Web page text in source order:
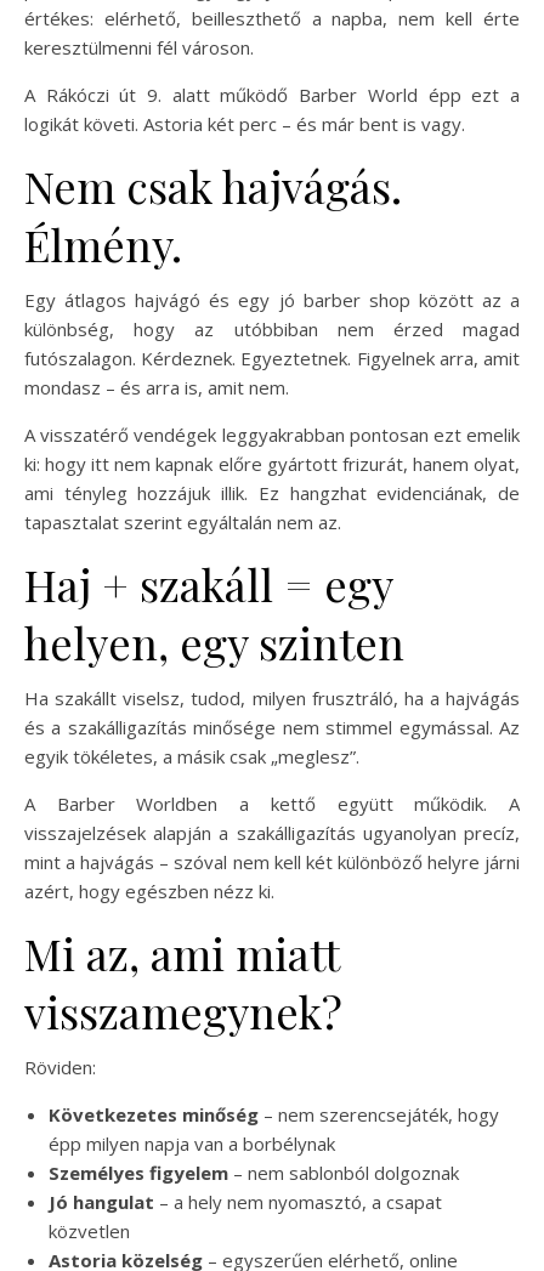
értékes: elérhető, beilleszthető a napba, nem kell érte
keresztülmenni fél városon.
A Rákóczi út 9. alatt működő Barber World épp ezt a
logikát követi. Astoria két perc – és már bent is vagy.
Nem csak hajvágás.
Élmény.
Egy átlagos hajvágó és egy jó barber shop között az a
különbség, hogy az utóbbiban nem érzed magad
futószalagon. Kérdeznek. Egyeztetnek. Figyelnek arra, amit
mondasz – és arra is, amit nem.
A visszatérő vendégek leggyakrabban pontosan ezt emelik
ki: hogy itt nem kapnak előre gyártott frizurát, hanem olyat,
ami tényleg hozzájuk illik. Ez hangzhat evidenciának, de
tapasztalat szerint egyáltalán nem az.
Haj + szakáll = egy
helyen, egy szinten
Ha szakállt viselsz, tudod, milyen frusztráló, ha a hajvágás
és a szakálligazítás minősége nem stimmel egymással. Az
egyik tökéletes, a másik csak „meglesz”.
A Barber Worldben a kettő együtt működik. A
visszajelzések alapján a szakálligazítás ugyanolyan precíz,
mint a hajvágás – szóval nem kell két különböző helyre járni
azért, hogy egészben nézz ki.
Mi az, ami miatt
visszamegynek?
Röviden:
Következetes minőség – nem szerencsejáték, hogy
épp milyen napja van a borbélynak
Személyes figyelem – nem sablonból dolgoznak
Jó hangulat – a hely nem nyomasztó, a csapat
közvetlen
Astoria közelség – egyszerűen elérhető, online